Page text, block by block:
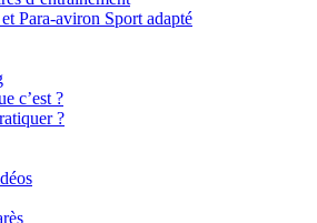
Para-aviron Sport adapté
c’est ?
?